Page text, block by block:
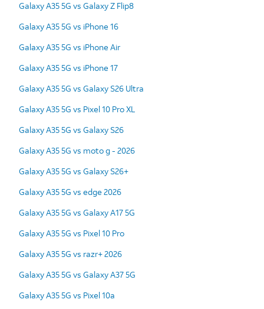
Galaxy A35 5G vs Galaxy Z Flip8
Galaxy A35 5G vs iPhone 16
Galaxy A35 5G vs iPhone Air
Galaxy A35 5G vs iPhone 17
Galaxy A35 5G vs Galaxy S26 Ultra
Galaxy A35 5G vs Pixel 10 Pro XL
Galaxy A35 5G vs Galaxy S26
Galaxy A35 5G vs moto g - 2026
Galaxy A35 5G vs Galaxy S26+
Galaxy A35 5G vs edge 2026
Galaxy A35 5G vs Galaxy A17 5G
Galaxy A35 5G vs Pixel 10 Pro
Galaxy A35 5G vs razr+ 2026
Galaxy A35 5G vs Galaxy A37 5G
Galaxy A35 5G vs Pixel 10a